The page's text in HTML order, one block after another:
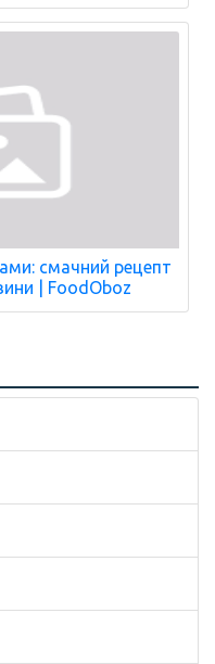
смачний рецепт
| FoodOboz